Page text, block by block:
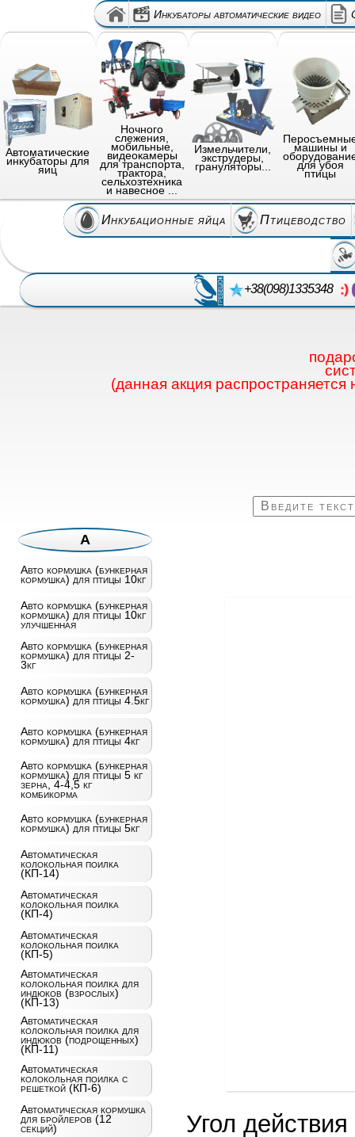
Инкубаторы автоматические видео
Автоматические
инкубаторы для
яиц
Ночного
слежения,
мобильные,
видеокамеры
для транспорта,
трактора,
сельхозтехника
и навесное ...
Измельчители,
экструдеры,
грануляторы...
машины и
для убоя
птицы
Инкубационные яйца Птицеводство
+38(098)1335348
(данная акция
А
Авто кормушка (бункерная
кормушка) для птицы 10кг
Авто кормушка (бункерная
кормушка) для птицы 10кг
улучшенная
Авто кормушка (бункерная
кормушка) для птицы 2-
3кг
Авто кормушка (бункерная
кормушка) для птицы 4.5кг
Авто кормушка (бункерная
кормушка) для птицы 4кг
Авто кормушка (бункерная
кормушка) для птицы 5 кг
зерна, 4-4,5 кг
комбикорма
Авто кормушка (бункерная
кормушка) для птицы 5кг
Автоматическая
колокольная поилка
(КП-14)
Автоматическая
колокольная поилка
(КП-4)
Автоматическая
колокольная поилка
(КП-5)
Автоматическая
колокольная поилка для
индюков (взрослых)
(КП-13)
Автоматическая
колокольная поилка для
индюков (подрощенных)
(КП-11)
Автоматическая
колокольная поилка с
решеткой (КП-6)
Автоматическая кормушка
для бройлеров (12
секций)
Угол действия